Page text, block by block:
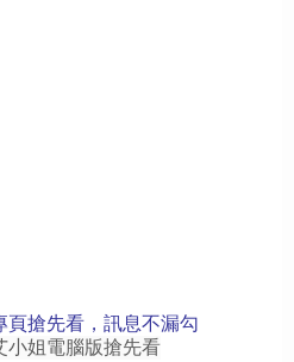
搶先看，訊息不漏勾